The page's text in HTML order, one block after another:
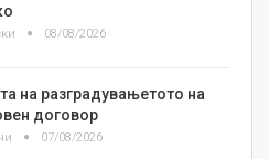
08/08/2026
на разградувањетото на
договор
07/08/2026